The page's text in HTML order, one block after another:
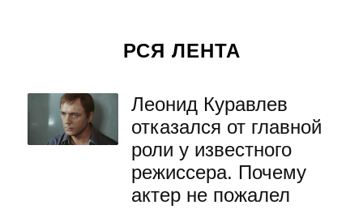
РСЯ ЛЕНТА
Леонид Куравлев
отказался от главной
роли у известного
режиссера. Почему
актер не пожалел